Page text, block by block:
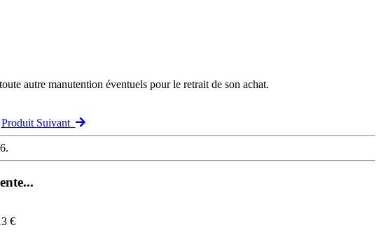
autre manutention éventuels pour le retrait de son achat.
Produit Suivant
€